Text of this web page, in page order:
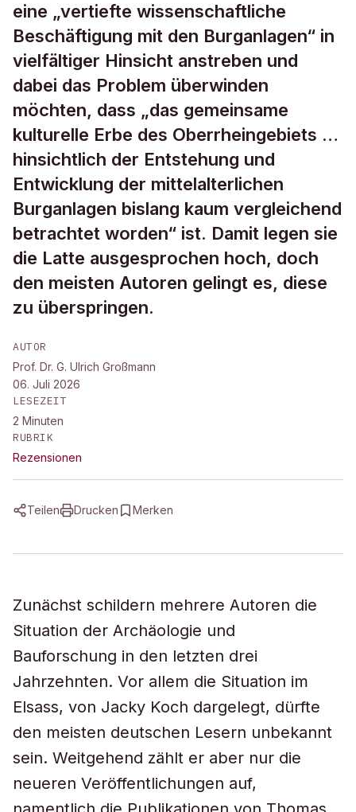
eine „vertiefte wissenschaftliche
Beschäftigung mit den Burganlagen“ in
vielfältiger Hinsicht anstreben und
dabei das Problem überwinden
möchten, dass „das gemeinsame
kulturelle Erbe des Oberrheingebiets …
hinsichtlich der Entstehung und
Entwicklung der mittelalterlichen
Burganlagen bislang kaum vergleichend
betrachtet worden“ ist. Damit legen sie
die Latte ausgesprochen hoch, doch
den meisten Autoren gelingt es, diese
zu überspringen.
AUTOR
Prof. Dr. G. Ulrich Großmann
06. Juli 2026
LESEZEIT
2 Minuten
RUBRIK
Rezensionen
Teilen Drucken Merken
Zunächst schildern mehrere Autoren die
Situation der Archäologie und
Bauforschung in den letzten drei
Jahrzehnten. Vor allem die Situation im
Elsass, von Jacky Koch dargelegt, dürfte
den meisten deutschen Lesern unbekannt
sein. Weitgehend zählt er aber nur die
neueren Veröffentlichungen auf,